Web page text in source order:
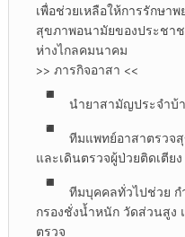
เพื่อช่วยเหลือให้การรักษา
สุขภาพอนามัยของประชา
ห่างไกลคมนาคม
>> ภารกิจอาสา <<
นำยาสามัญ​ประจำบ้
ทีมแพทย์​อาสาตรวจ
และเดินตรวจผู้ป่วย​ติดเตี
ทีมบุคคลทั่วไปช่วย ก
กรอง​ชั่งน้ำหนัก​ วัดส่วนสูง​
ตรวจ